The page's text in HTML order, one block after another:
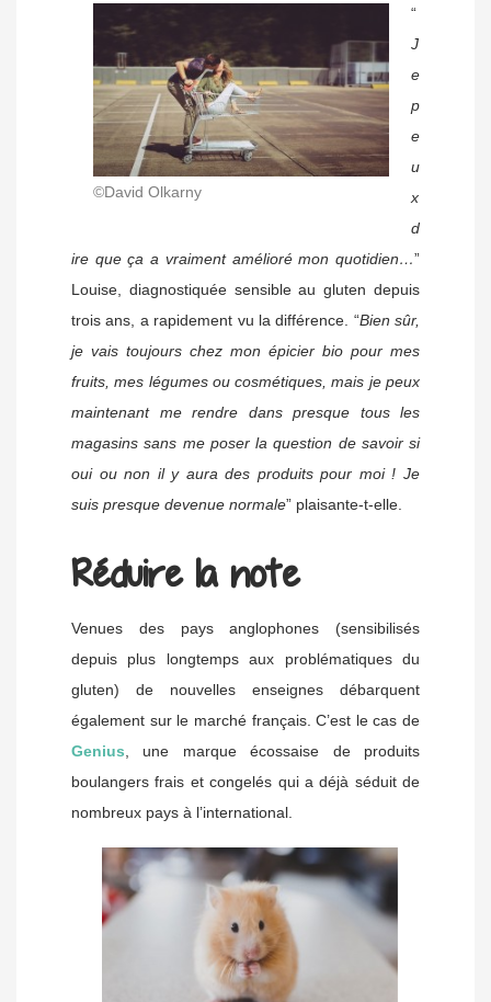
©David Olkarny
“
J
e
p
e
u
x
d
ire que ça a vraiment amélioré mon quotidien…”
Louise, diagnostiquée sensible au gluten depuis
trois ans, a rapidement vu la différence. “Bien sûr,
je vais toujours chez mon épicier bio pour mes
fruits, mes légumes ou cosmétiques, mais je peux
maintenant me rendre dans presque tous les
magasins sans me poser la question de savoir si
oui ou non il y aura des produits pour moi ! Je
suis presque devenue normale” plaisante-t-elle.
Réduire la note
Venues des pays anglophones (sensibilisés
depuis plus longtemps aux problématiques du
gluten) de nouvelles enseignes débarquent
également sur le marché français. C’est le cas de
Genius, une marque écossaise de produits
boulangers frais et congelés qui a déjà séduit de
nombreux pays à l’international.